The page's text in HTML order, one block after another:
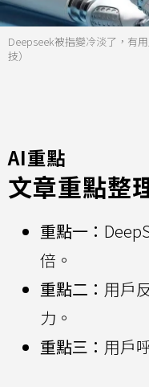
Deepseek被指變冷淡了，有
技）
AI重點
文章重點整
重點一：
倍。
重點二： 用戶
力。
重點三： 用戶